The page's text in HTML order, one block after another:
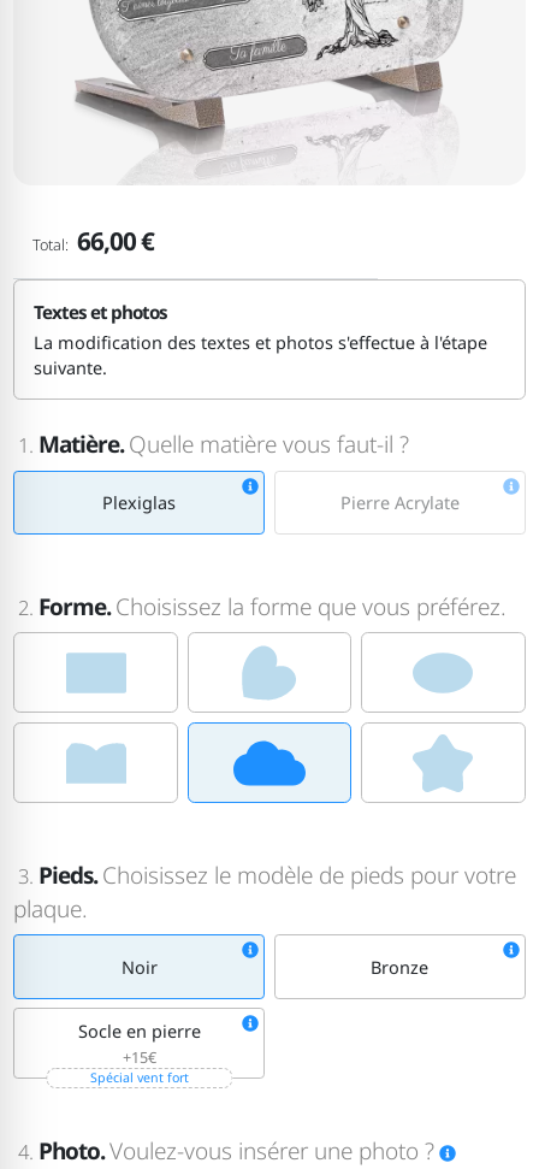
Total: 66,00 €
Textes et photos
La modification des textes et photos s'effectue à l'étape
suivante.
1. Matière.Quelle matière vous faut-il ?
Plexiglas Pierre Acrylate
2. Forme.Choisissez la forme que vous préférez.
3. Pieds.Choisissez le modèle de pieds pour votre
plaque.
Noir Bronze
Socle en pierre
+15€
Spécial vent fort
4. Photo.Voulez-vous insérer une photo ?